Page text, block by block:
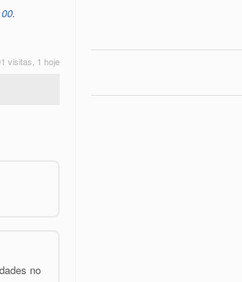
.
visitas, 1 hoje
no